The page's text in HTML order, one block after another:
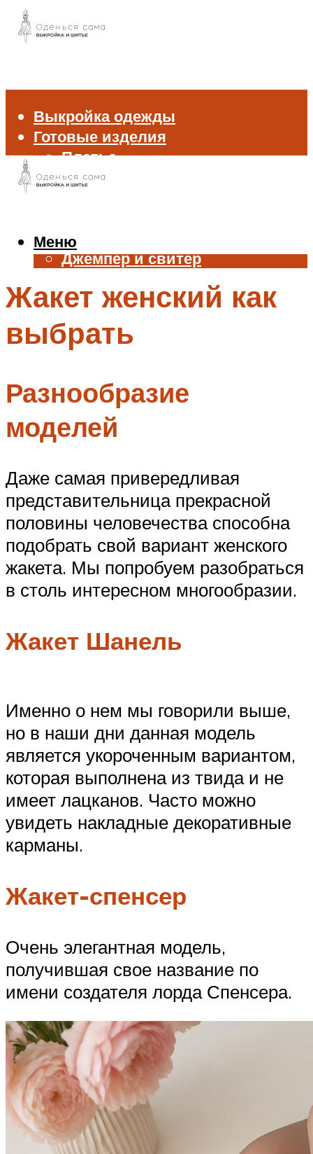
Выкройка одежды
Готовые изделия
Платье
Брюки
Жилет
Джемпер и свитер
Аксессуары
Меню
Меню
Жакет женский как
выбрать
Разнообразие
моделей
Даже самая привередливая
представительница прекрасной
половины человечества способна
подобрать свой вариант женского
жакета. Мы попробуем разобраться
в столь интересном многообразии.
Жакет Шанель
Именно о нем мы говорили выше,
но в наши дни данная модель
является укороченным вариантом,
которая выполнена из твида и не
имеет лацканов. Часто можно
увидеть накладные декоративные
карманы.
Жакет-спенсер
Очень элегантная модель,
получившая свое название по
имени создателя лорда Спенсера.